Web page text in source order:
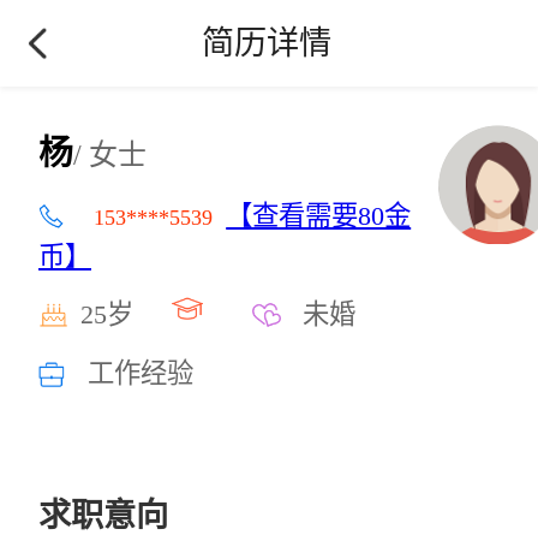
简历详情
杨/ 女士
153****5539
【查看需要80金
币】
25岁
未婚
工作经验
求职意向